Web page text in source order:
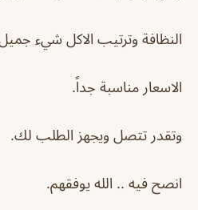
النظافة وترتيب الاكل شيء
الاسعار مناسبة جداً.
وتقدر تتصل ويجهز الطلب لك.
انصح فيه .. الله يوفقهم.